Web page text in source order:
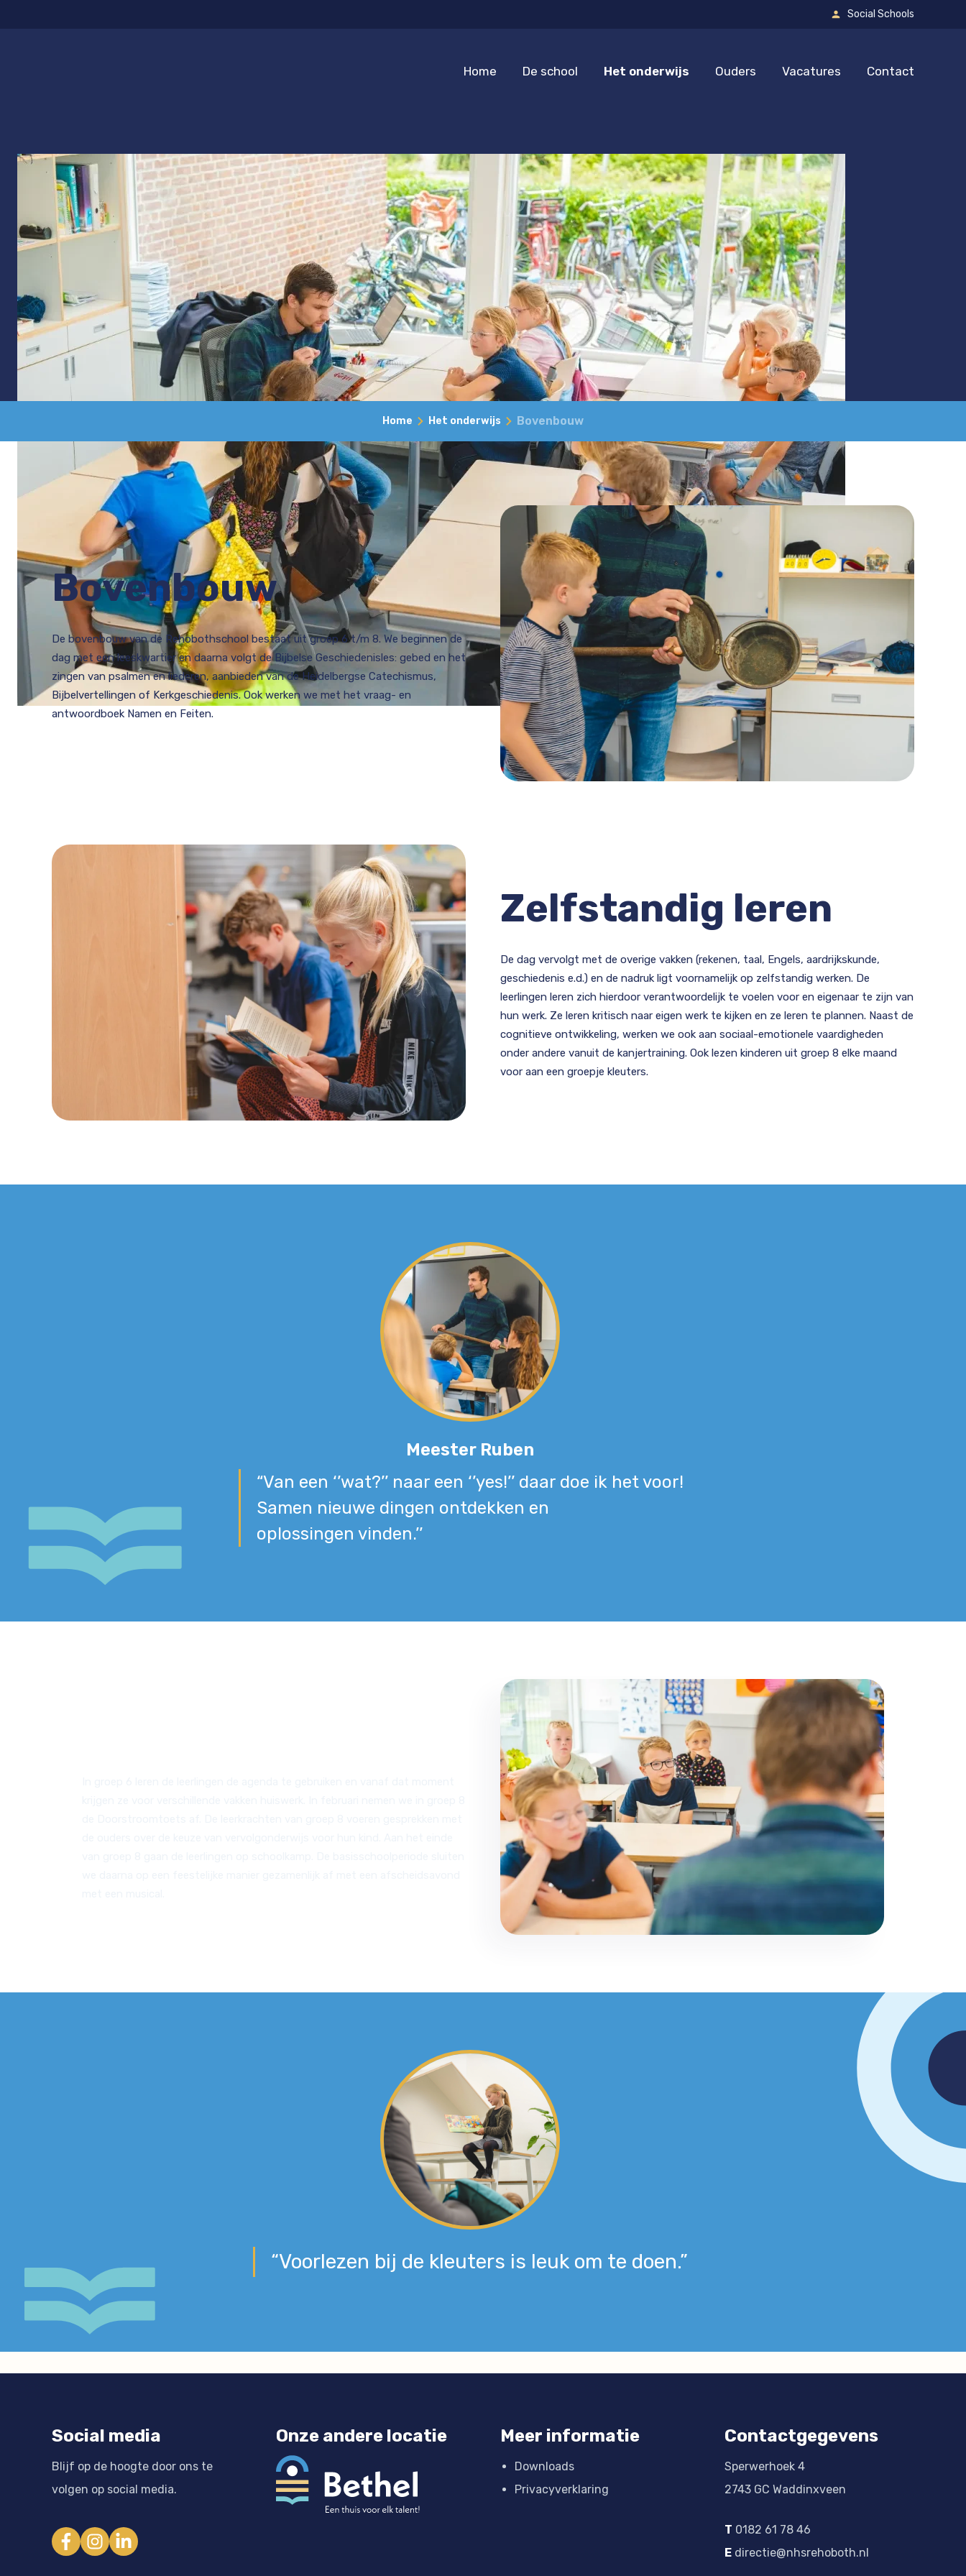
Social Schools
Home De school Het onderwijs Ouders Vacatures Contact
Home Het onderwijs Bovenbouw
Bovenbouw
De bovenbouw van de Rehobothschool bestaat uit groep 6 t/m 8. We beginnen de
dag met een leeskwartier en daarna volgt de Bijbelse Geschiedenisles: gebed en het
zingen van psalmen en liederen, aanbieden van de Heidelbergse Catechismus,
Bijbelvertellingen of Kerkgeschiedenis. Ook werken we met het vraag- en
antwoordboek Namen en Feiten.
Zelfstandig leren
De dag vervolgt met de overige vakken (rekenen, taal, Engels, aardrijkskunde,
geschiedenis e.d.) en de nadruk ligt voornamelijk op zelfstandig werken. De
leerlingen leren zich hierdoor verantwoordelijk te voelen voor en eigenaar te zijn van
hun werk. Ze leren kritisch naar eigen werk te kijken en ze leren te plannen. Naast de
cognitieve ontwikkeling, werken we ook aan sociaal-emotionele vaardigheden
onder andere vanuit de kanjertraining. Ook lezen kinderen uit groep 8 elke maand
voor aan een groepje kleuters.
Meester Ruben
“Van een ‘’wat?’’ naar een ‘’yes!’’ daar doe ik het voor!
Samen nieuwe dingen ontdekken en
oplossingen vinden.’’
“Voorlezen bij de kleuters is leuk om te doen.”
Social media
Blijf op de hoogte door ons te
volgen op social media.
Onze andere locatie Meer informatie
Downloads
Privacyverklaring
Contactgegevens
Sperwerhoek 4
2743 GC Waddinxveen
T 0182 61 78 46
E directie@nhsrehoboth.nl